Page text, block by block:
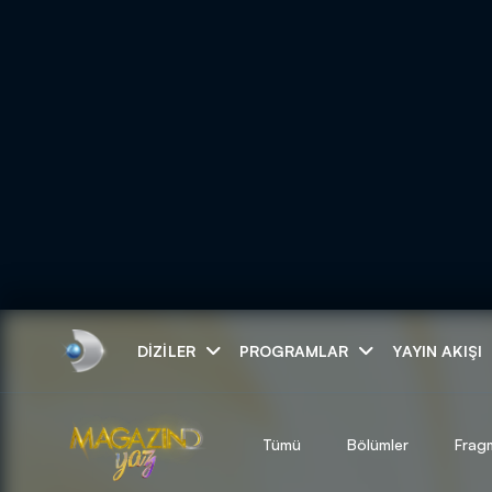
DIZILER PROGRAMLAR YAYIN AKIŞI
Tümü Bölümler